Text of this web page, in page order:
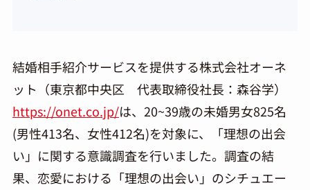
結婚相手紹介サービスを提供する株式会社オーネ
ット（東京都中央区 代表取締役社長：森谷学）
https://onet.co.jp/は、20~39歳の未婚男女825名
(男性413名、女性412名)を対象に、「理想の出会
い」に関する意識調査を行いました。調査の結
果、恋愛における「理想の出会い」のシチュエー